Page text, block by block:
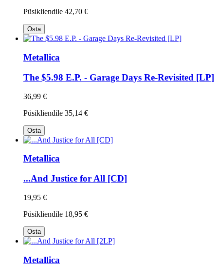
Püsikliendile 42,70 €
Osta
Metallica
The $5.98 E.P. - Garage Days Re-Revisited [LP]
36,99 €
Püsikliendile 35,14 €
Osta
Metallica
...And Justice for All [CD]
19,95 €
Püsikliendile 18,95 €
Osta
Metallica